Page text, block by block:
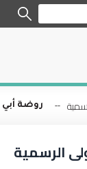
روضة أبي
الرسمية